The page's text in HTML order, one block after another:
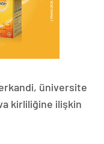
üniversite
kirliliğine ilişkin